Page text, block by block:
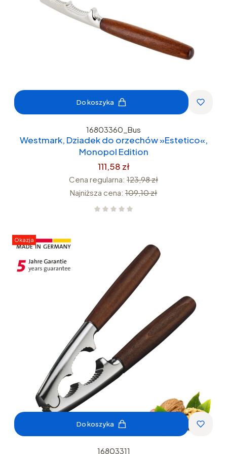
Do koszyka
16803360_Bus
Westmark, Dziadek do orzechów »Estetico«,
Monopol Edition
111,58 zł
Cena regularna: 123,98 zł
Najniższa cena: 109,10 zł
Okazja
Do koszyka
16803311